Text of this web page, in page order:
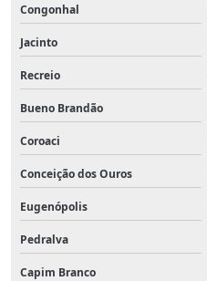
Congonhal
Jacinto
Recreio
Bueno Brandão
Coroaci
Conceição dos Ouros
Eugenópolis
Pedralva
Capim Branco